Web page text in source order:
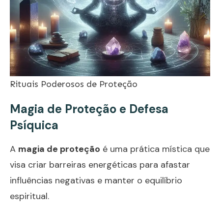
Rituais Poderosos de Proteção
Magia de Proteção e Defesa
Psíquica
A magia de proteção é uma prática mística que
visa criar barreiras energéticas para afastar
influências negativas e manter o equilíbrio
espiritual.